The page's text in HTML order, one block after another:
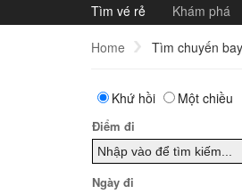
Tìm vé rẻ Khám phá
Home Tìm chuyến bay
Khứ hồi Một chiều
Điểm đi
Ngày đi